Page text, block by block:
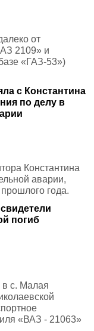
от
2109» и
«ГАЗ-53»)
с Константина
по делу в
Константина
аварии,
года.
погиб
в с. Малая
«ВАЗ - 21063»